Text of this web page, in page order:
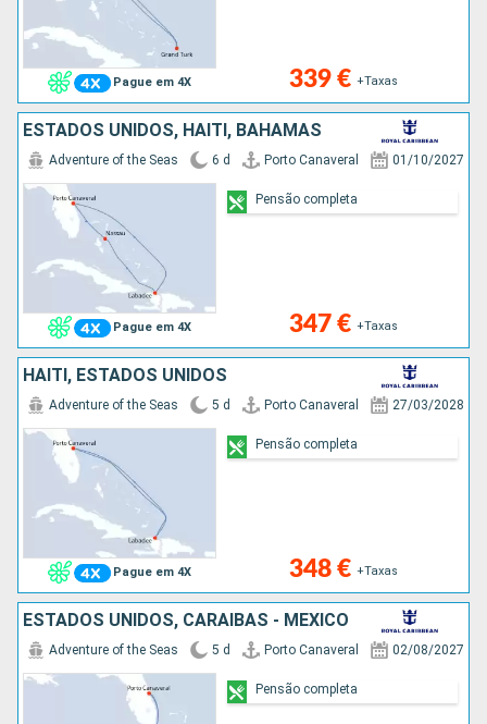
Pague em 4X 339 € +Taxas
ESTADOS UNIDOS, HAITI, BAHAMAS
Pague em 4X
Adventure of the Seas 6 d Porto Canaveral 01/10/2027
347 € +Taxas
Pensão completa
HAITI, ESTADOS UNIDOS
Pague em 4X
Adventure of the Seas 5 d Porto Canaveral 27/03/2028
348 € +Taxas
Pensão completa
ESTADOS UNIDOS, CARAIBAS - MEXICO
Adventure of the Seas 5 d Porto Canaveral 02/08/2027
Pensão completa